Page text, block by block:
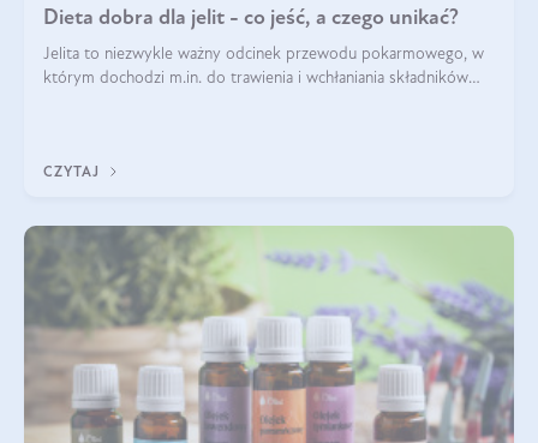
Dieta dobra dla jelit - co jeść, a czego unikać?
Jelita to niezwykle ważny odcinek przewodu pokarmowego, w
którym dochodzi m.in. do trawienia i wchłaniania składników
CZYTAJ